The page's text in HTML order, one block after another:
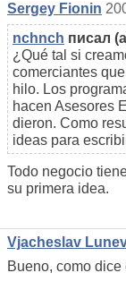
Sergey Fionin
nchnch писал
¿Qué tal si
comerciantes
hilo. Los
hacen Asesores
dieron. Como
ideas para
Todo negocio
su primera idea.
Vjacheslav
Bueno, como dice